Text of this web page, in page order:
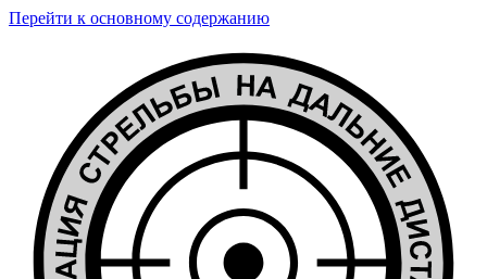
Перейти к основному содержанию